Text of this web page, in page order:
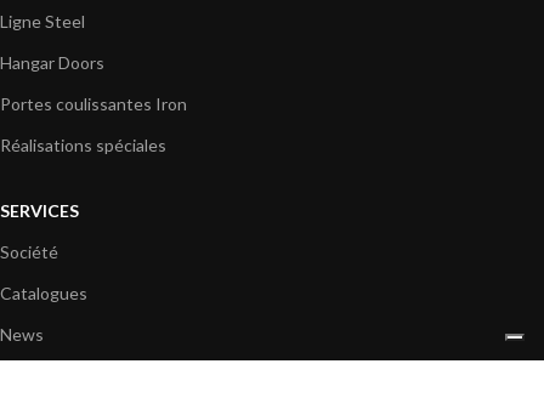
Ligne Steel
Hangar Doors
Portes coulissantes Iron
Réalisations spéciales
SERVICES
Société
Catalogues
News